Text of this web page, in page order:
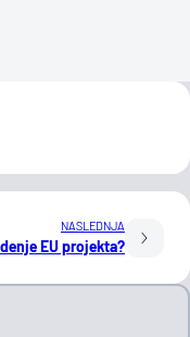
NASLEDNJA
EU projekta?